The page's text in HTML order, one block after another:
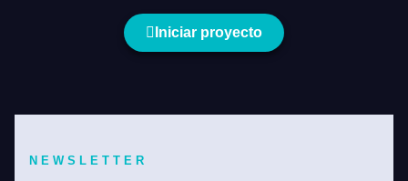
Iniciar proyecto
NEWSLETTER